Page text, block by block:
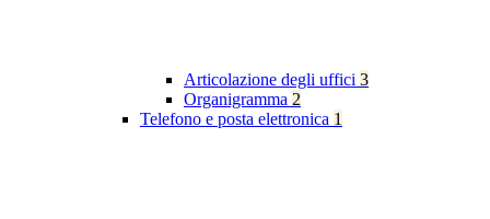
Articolazione degli uffici 3
Organigramma 2
Telefono e posta elettronica 1